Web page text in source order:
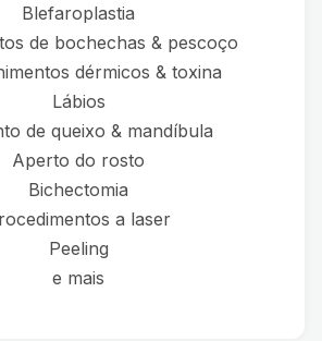
Blefaroplastia
de bochechas & pescoço
dérmicos & toxina
Lábios
de queixo & mandíbula
Aperto do rosto
Bichectomia
a laser
Peeling
e mais